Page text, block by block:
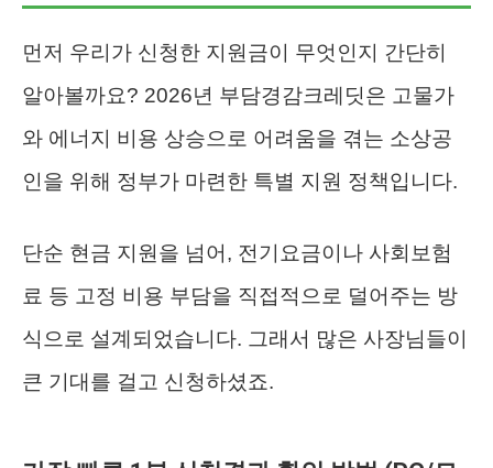
먼저 우리가 신청한 지원금이 무엇인지 간단히
알아볼까요? 2026년 부담경감크레딧은 고물가
와 에너지 비용 상승으로 어려움을 겪는 소상공
인을 위해 정부가 마련한 특별 지원 정책입니다.
단순 현금 지원을 넘어, 전기요금이나 사회보험
료 등 고정 비용 부담을 직접적으로 덜어주는 방
식으로 설계되었습니다. 그래서 많은 사장님들이
큰 기대를 걸고 신청하셨죠.